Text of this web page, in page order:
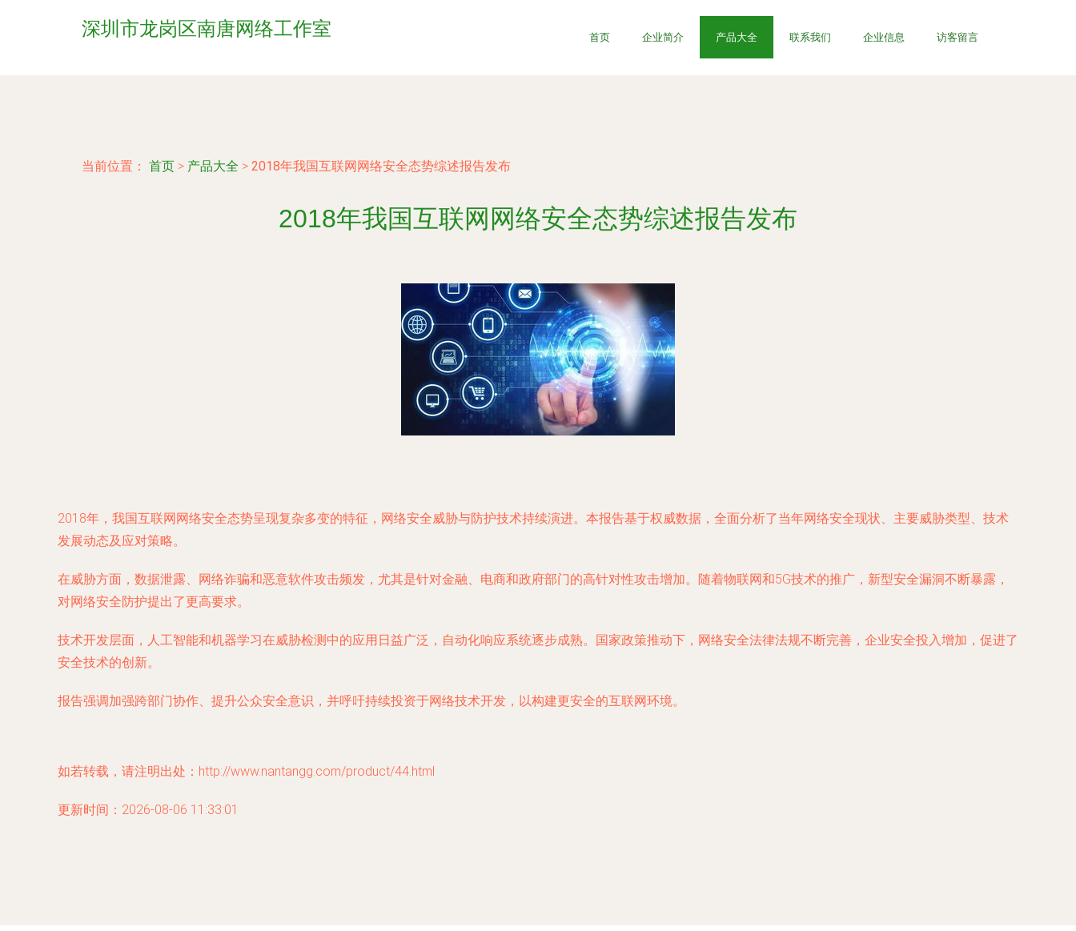
深圳市龙岗区南唐网络工作室 首页 企业简介 产品大全 联系我们 企业信息 访客留言
当前位置： 首页 > 产品大全 > 2018年我国互联网网络安全态势综述报告发布
2018年我国互联网网络安全态势综述报告发布
2018年，我国互联网网络安全态势呈现复杂多变的特征，网络安全威胁与防护技术持续演进。本报告基于权威数据，全面分析了当年网络安全现状、主要威胁类型、技术
发展动态及应对策略。
在威胁方面，数据泄露、网络诈骗和恶意软件攻击频发，尤其是针对金融、电商和政府部门的高针对性攻击增加。随着物联网和5G技术的推广，新型安全漏洞不断暴露，
对网络安全防护提出了更高要求。
技术开发层面，人工智能和机器学习在威胁检测中的应用日益广泛，自动化响应系统逐步成熟。国家政策推动下，网络安全法律法规不断完善，企业安全投入增加，促进了
安全技术的创新。
报告强调加强跨部门协作、提升公众安全意识，并呼吁持续投资于网络技术开发，以构建更安全的互联网环境。
如若转载，请注明出处：http://www.nantangg.com/product/44.html
更新时间：2026-08-06 11:33:01